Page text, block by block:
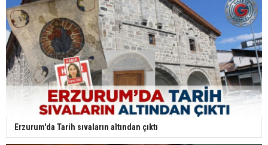
Erzurum'da Tarih sıvaların altından çıktı